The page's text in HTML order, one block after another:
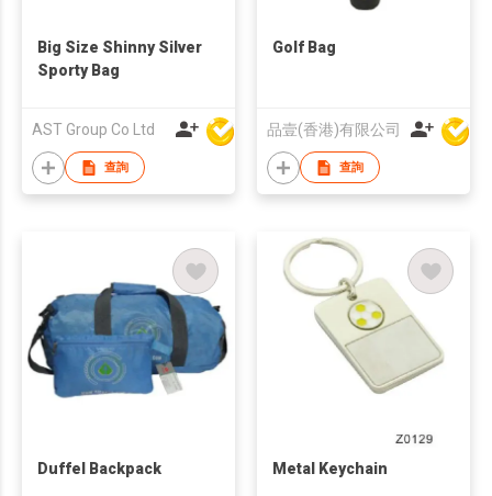
Big Size Shinny Silver
Sporty Bag
AST Group Co Ltd
查詢
Golf Bag
品壹(香港)有限公司
查詢
Duffel Backpack Metal Keychain